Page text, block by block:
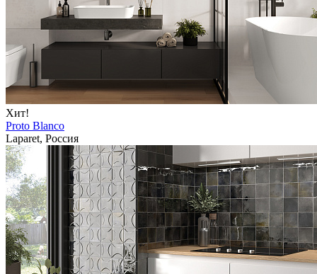
Хит!
Proto Blanco
Laparet, Россия